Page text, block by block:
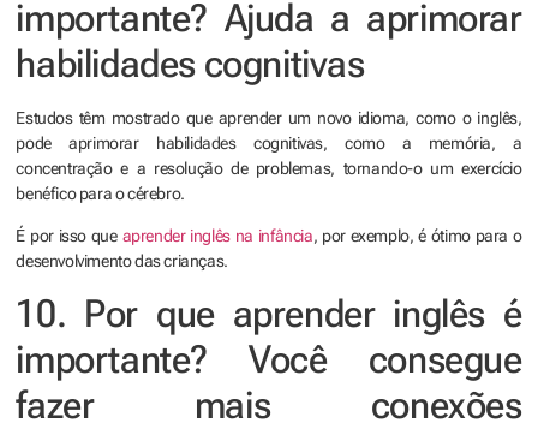
importante? Ajuda a aprimorar
habilidades cognitivas
Estudos têm mostrado que aprender um novo idioma, como o inglês,
pode aprimorar habilidades cognitivas, como a memória, a
concentração e a resolução de problemas, tornando-o um exercício
benéfico para o cérebro.
É por isso queaprender inglês na infância, por exemplo, é ótimo para o
desenvolvimento das crianças.
10. Por que aprender inglês é
importante? Você consegue
fazer mais conexões